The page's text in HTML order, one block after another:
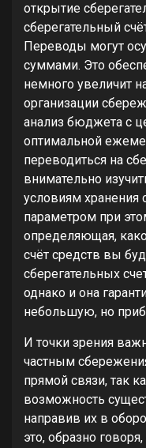
открытие
сберегательный
Переводы могут
суммами. Это
немного увеличит
организации
анализ бюджета с
оптимальной
переводиться на
внимательно
условиям
параметром при
определяющая,
счёт средств вы
сберегательных
однако и она
небольшую, но
И точки зрения
частным
прямой связи, так
возможность
направив их в
это, образно